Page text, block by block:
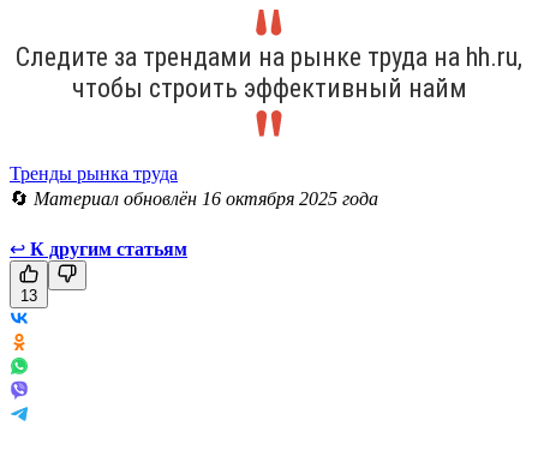
Следите за трендами на рынке труда на hh.ru,
чтобы строить эффективный найм
Тренды рынка труда
🔄 Материал обновлён 16 октября 2025 года
↩ К другим статьям
13